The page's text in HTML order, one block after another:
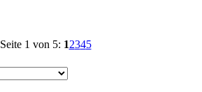
Seite 1 von 5: 12345